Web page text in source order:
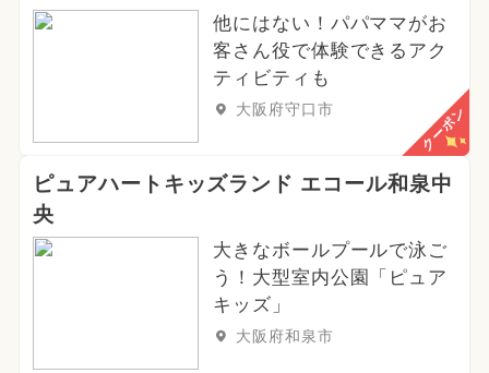
他にはない！パパママがお
客さん役で体験できるアク
ティビティも
大阪府守口市 クーポン
ピュアハートキッズランド エコール和泉中
央
大きなボールプールで泳ご
う！大型室内公園「ピュア
キッズ」
大阪府和泉市